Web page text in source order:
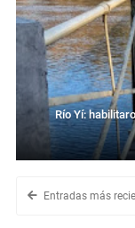
Río Yí:
Entradas más